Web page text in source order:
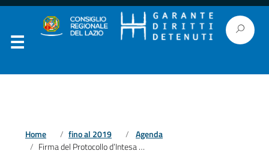
Home fino al 2019
Agenda
Firma del Protocollo d’Intesa con l’Opera Nazionale Nomadi